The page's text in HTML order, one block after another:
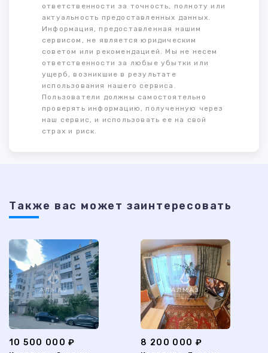
ответственности за точность, полноту или
актуальность предоставленных данных.
Информация, предоставленная нашим
сервисом, не является юридическим
советом или рекомендацией. Мы не несем
ответственности за любые убытки или
ущерб, возникшие в результате
использования нашего сервиса.
Пользователи должны самостоятельно
проверять информацию, полученную через
наш сервис, и использовать ее на свой
страх и риск.
Также ваc может заинтересовать
10 500 000 ₽ 8 200 000 ₽